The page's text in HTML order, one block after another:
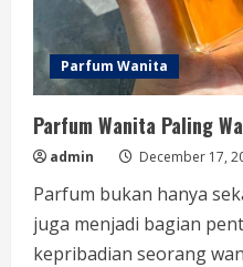
Parfum Wanita
Parfum Wanita Paling
admin December 17,
Parfum bukan hanya
juga menjadi bagian
kepribadian seorang